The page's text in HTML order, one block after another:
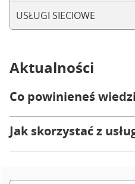
USŁUGI SIECIOWE
Aktualności
Co powinieneś
Jak skorzystać z